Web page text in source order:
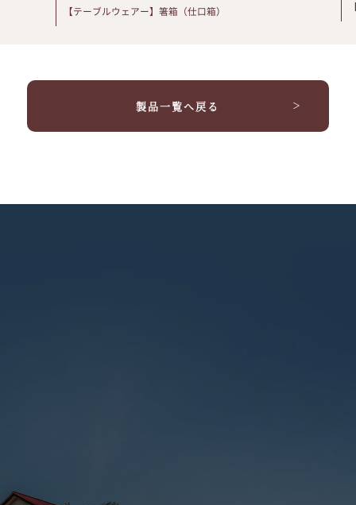
【テーブルウェアー】箸箱（仕口箱）
製品一覧へ戻る ＞